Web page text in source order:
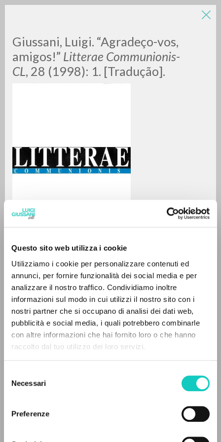
Questo sito web utilizza i cookie
Utilizziamo i cookie per personalizzare contenuti ed
annunci, per fornire funzionalità dei social media e per
analizzare il nostro traffico. Condividiamo inoltre
informazioni sul modo in cui utilizzi il nostro sito con i
nostri partner che si occupano di analisi dei dati web,
pubblicità e social media, i quali potrebbero combinarle
con altre informazioni che hai fornito loro o che hanno
raccolto dal tuo utilizzo dei loro servizi.
delNecessari
Preferenze
Giussani, Luigi. “Agradeço-vos,
amigos!” Litterae Communionis-
CL, 28 (1998): 1. [Tradução].
Giussani Luigi Autor
Portugués
Litterae Communionis-CL
1998
Páginas: 1
05/02/2024
0DOCUMENTOS ENCONTRADOS
EL PROYECTO
voces bibliográficas, textos íntegros en 5